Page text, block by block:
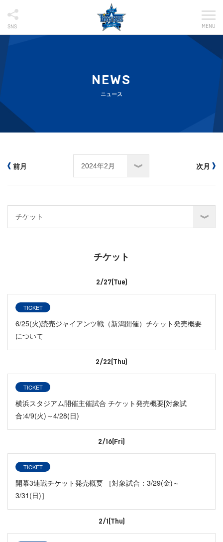
SNS MENU
NEWS
ニュース
前月 次月
チケット
2/27(Tue)
TICKET
6/25(火)読売ジャイアンツ戦（新潟開催）チケット発売概要
について
2/22(Thu)
TICKET
横浜スタジアム開催主催試合 チケット発売概要[対象試
合:4/9(火)～4/28(日)
2/16(Fri)
TICKET
開幕3連戦チケット発売概要 ［対象試合：3/29(金)～
3/31(日)］
2/1(Thu)